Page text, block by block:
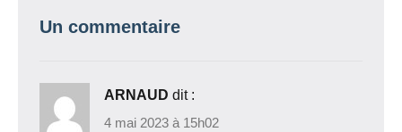
Un commentaire
ARNAUD dit :
4 mai 2023 à 15h02